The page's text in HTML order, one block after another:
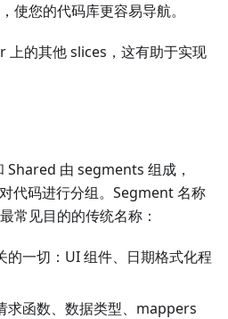
使您的代码库更容易导航。
上的其他 slices，这有助于实现
Shared 由 segments 组成，
代码进行分组。Segment 名称
常见目的的传统名称：
一切：UI 组件、日期格式化程
求函数、数据类型、mappers